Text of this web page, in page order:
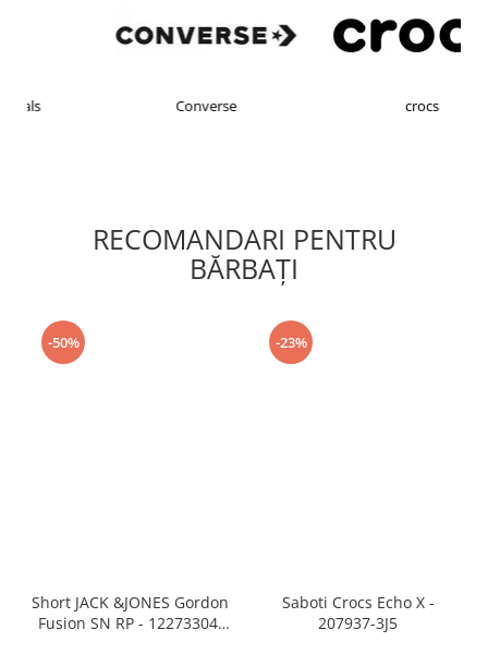
RECOMANDARI PENTRU
BĂRBAŢI
-50%
Short JACK &JONES Gordon
Fusion SN RP - 12273304-
-23%
Saboti Crocs Echo X -
207937-3J5